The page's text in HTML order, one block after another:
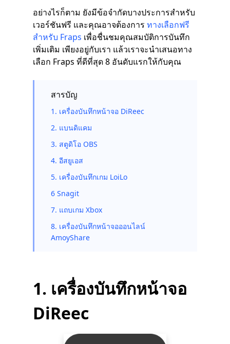
อย่างไรก็ตาม ยังมีข้อจำกัดบางประการสำหรับ
เวอร์ชันฟรี และคุณอาจต้องการ ทางเลือกฟรี
สำหรับ Fraps เพื่อชื่นชมคุณสมบัติการบันทึก
เพิ่มเติม เพียงอยู่กับเรา แล้วเราจะนำเสนอทาง
เลือก Fraps ที่ดีที่สุด 8 อันดับแรกให้กับคุณ
สารบัญ
1. เครื่องบันทึกหน้าจอ DiReec
2. แบนดิแคม
3. สตูดิโอ OBS
4. อีสยูเอส
5. เครื่องบันทึกเกม LoiLo
6 Snagit
7. แถบเกม Xbox
8. เครื่องบันทึกหน้าจอออนไลน์
AmoyShare
1. เครื่องบันทึกหน้าจอ
DiReec